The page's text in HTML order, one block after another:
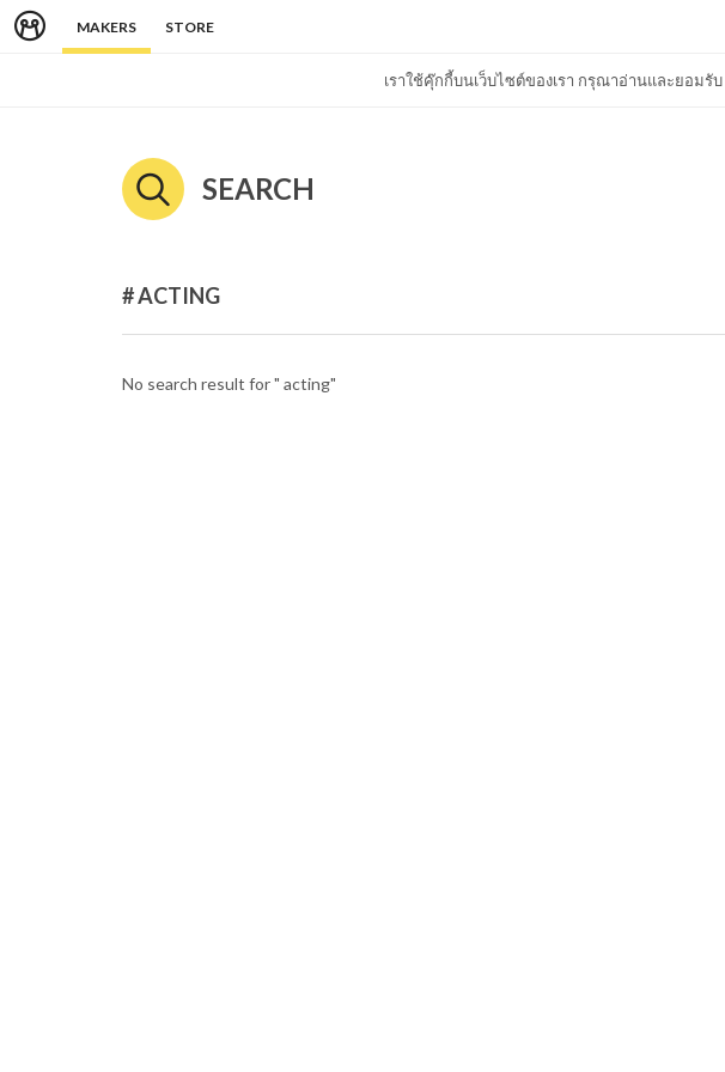
MAKERS STORE
เราใช้คุ๊กกี้บนเว็บไซต์ของเรา กรุณาอ่านและยอมรับ
SEARCH
# ACTING
No search result for " acting"